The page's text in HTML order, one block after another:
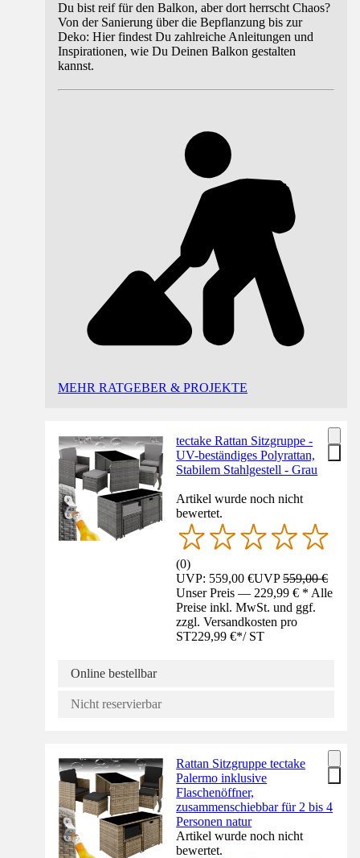
Du bist reif für den Balkon, aber dort herrscht Chaos?
Von der Sanierung über die Bepflanzung bis zur
Deko: Hier findest Du zahlreiche Anleitungen und
Inspirationen, wie Du Deinen Balkon gestalten
kannst.
MEHR RATGEBER & PROJEKTE
tectake Rattan Sitzgruppe -
UV-beständiges Polyrattan,
Stabilem Stahlgestell - Grau
Artikel wurde noch nicht
bewertet.
(0)
UVP: 559,00 €UVP559,00 €
Unser Preis — 229,99 € * Alle
Preise inkl. MwSt. und ggf.
zzgl. Versandkosten pro
ST229,99 €*/ ST
Online bestellbar
Nicht reservierbar
Rattan Sitzgruppe tectake
Palermo inklusive
Flaschenöffner,
zusammenschiebbar für 2 bis 4
Personen natur
Artikel wurde noch nicht
bewertet.